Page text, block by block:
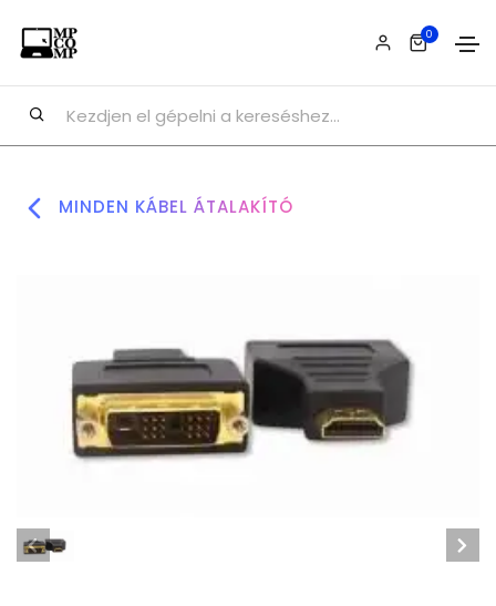
0
MINDEN KÁBEL ÁTALAKÍTÓ